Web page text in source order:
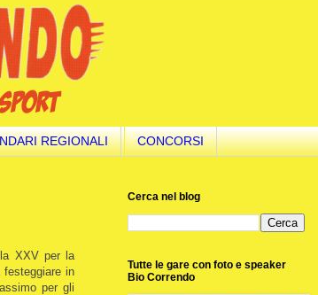
REGIONALI CONCORSI
la XXV per la
festeggiare in
per gli
Cerca nel blog
Tutte le gare con foto e speaker
Bio Correndo